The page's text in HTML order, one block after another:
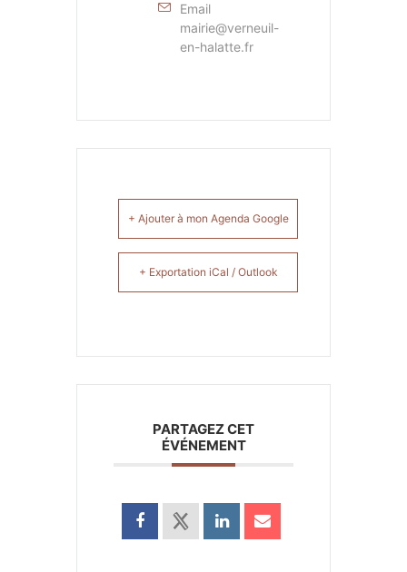
Email
mairie@verneuil-
en-halatte.fr
+ Ajouter à mon Agenda Google
+ Exportation iCal / Outlook
PARTAGEZ CET
ÉVÉNEMENT